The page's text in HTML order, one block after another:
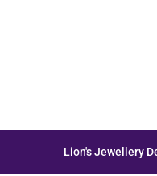
Lion's Jewellery